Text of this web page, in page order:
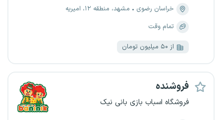
خراسان رضوی
مشهد، منطقه ۱۲، امیریه
تمام وقت
از ۵۰ میلیون تومان
فروشنده
فروشگاه اسباب بازی بانی نیک